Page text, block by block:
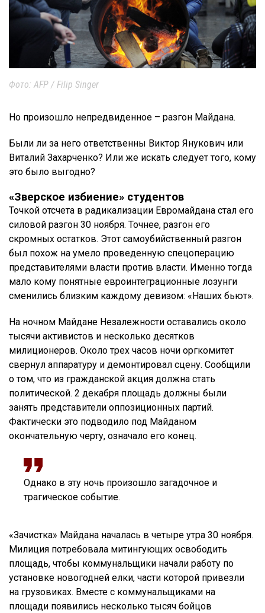
Фото: AFP / Filip Singer
Но произошло непредвиденное – разгон Майдана.
Были ли за него ответственны Виктор Янукович или
Виталий Захарченко? Или же искать следует того, кому
это было выгодно?
«Зверское избиение» студентов
Точкой отсчета в радикализации Евромайдана стал его
силовой разгон 30 ноября. Точнее, разгон его
скромных остатков. Этот самоубийственный разгон
был похож на умело проведенную спецоперацию
представителями власти против власти. Именно тогда
мало кому понятные евроинтеграционные лозунги
сменились близким каждому девизом: «Наших бьют».
На ночном Майдане Незалежности оставались около
тысячи активистов и несколько десятков
милиционеров. Около трех часов ночи оргкомитет
свернул аппаратуру и демонтировал сцену. Сообщили
о том, что из гражданской акция должна стать
политической. 2 декабря площадь должны были
занять представители оппозиционных партий.
Фактически это подводило под Майданом
окончательную черту, означало его конец.
Однако в эту ночь произошло загадочное и
трагическое событие.
«Зачистка» Майдана началась в четыре утра 30 ноября.
Милиция потребовала митингующих освободить
площадь, чтобы коммунальщики начали работу по
установке новогодней елки, части которой привезли
на грузовиках. Вместе с коммунальщиками на
площади появились несколько тысяч бойцов